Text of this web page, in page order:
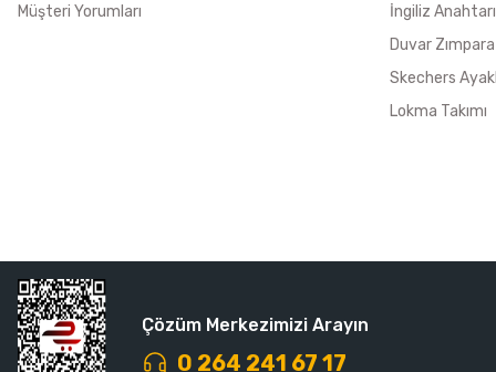
Müşteri Yorumları
İngiliz Anahtarı
Duvar Zımpara
Skechers
Lokma Takımı
Çözüm Merkezimizi Arayın
0 264 241 67 17